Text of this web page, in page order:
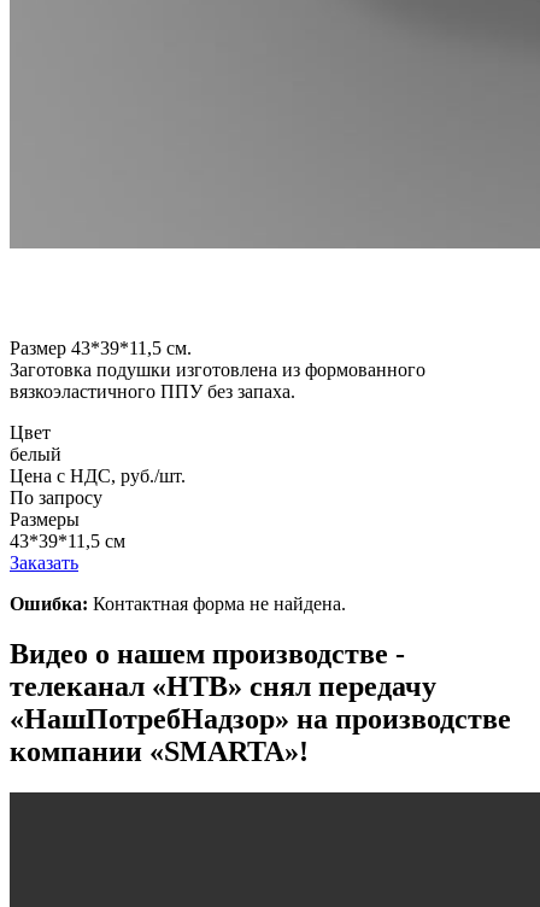
Размер 43*39*11,5 см.
Заготовка подушки изготовлена из формованного
вязкоэластичного ППУ без запаха.
Цвет
белый
Цена с НДС, руб./шт.
По запросу
Размеры
43*39*11,5 см
Заказать
Ошибка: Контактная форма не найдена.
Видео о нашем производстве -
телеканал «НТВ» снял передачу
«НашПотребНадзор» на производстве
компании «SMARTA»!